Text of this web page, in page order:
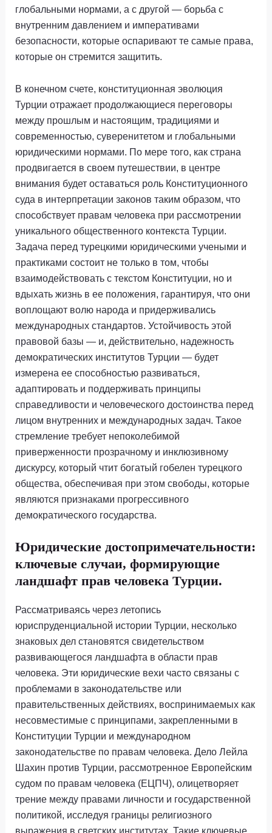
глобальными нормами, а с другой — борьба с
внутренним давлением и императивами
безопасности, которые оспаривают те самые права,
которые он стремится защитить.
В конечном счете, конституционная эволюция
Турции отражает продолжающиеся переговоры
между прошлым и настоящим, традициями и
современностью, суверенитетом и глобальными
юридическими нормами. По мере того, как страна
продвигается в своем путешествии, в центре
внимания будет оставаться роль Конституционного
суда в интерпретации законов таким образом, что
способствует правам человека при рассмотрении
уникального общественного контекста Турции.
Задача перед турецкими юридическими учеными и
практиками состоит не только в том, чтобы
взаимодействовать с текстом Конституции, но и
вдыхать жизнь в ее положения, гарантируя, что они
воплощают волю народа и придерживались
международных стандартов. Устойчивость этой
правовой базы — и, действительно, надежность
демократических институтов Турции — будет
измерена ее способностью развиваться,
адаптировать и поддерживать принципы
справедливости и человеческого достоинства перед
лицом внутренних и международных задач. Такое
стремление требует непоколебимой
приверженности прозрачному и инклюзивному
дискурсу, который чтит богатый гобелен турецкого
общества, обеспечивая при этом свободы, которые
являются признаками прогрессивного
демократического государства.
Юридические достопримечательности:
ключевые случаи, формирующие
ландшафт прав человека Турции.
Рассматриваясь через летопись
юриспруденциальной истории Турции, несколько
знаковых дел становятся свидетельством
развивающегося ландшафта в области прав
человека. Эти юридические вехи часто связаны с
проблемами в законодательстве или
правительственных действиях, воспринимаемых как
несовместимые с принципами, закрепленными в
Конституции Турции и международном
законодательстве по правам человека. Дело Лейла
Шахин против Турции, рассмотренное Европейским
судом по правам человека (ЕЦПЧ), олицетворяет
трение между правами личности и государственной
политикой, исследуя границы религиозного
выражения в светских институтах. Такие ключевые